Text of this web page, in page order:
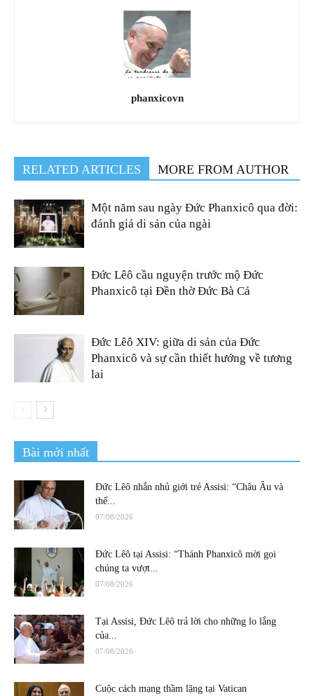
phanxicovn
RELATED ARTICLES MORE FROM AUTHOR
Một năm sau ngày Đức Phanxicô qua đời:
đánh giá di sản của ngài
Đức Lêô cầu nguyện trước mộ Đức
Phanxicô tại Đền thờ Đức Bà Cả
Đức Lêô XIV: giữa di sản của Đức
Phanxicô và sự cần thiết hướng về tương
lai
Bài mới nhất
Đức Lêô nhắn nhủ giới trẻ Assisi: “Châu Âu và
thế...
07/08/2026
Đức Lêô tại Assisi: “Thánh Phanxicô mời gọi
chúng ta vượt...
07/08/2026
Tại Assisi, Đức Lêô trả lời cho những lo lắng
của...
07/08/2026
Cuộc cách mạng thầm lặng tại Vatican